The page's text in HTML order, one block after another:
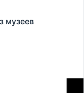
музеев